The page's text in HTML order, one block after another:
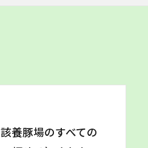
養豚場のすべての